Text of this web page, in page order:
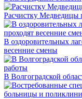
Расчистку Медведицы
В оздоровительных
весенние смены
В Волгоградской